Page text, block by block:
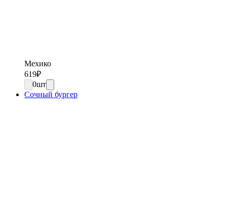
Мехико
619₽
0шт
Сочный бургер